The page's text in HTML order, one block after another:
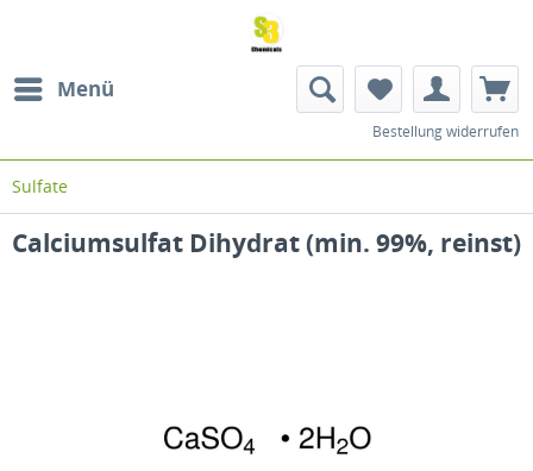
Menü
Bestellung widerrufen
Sulfate
Calciumsulfat Dihydrat (min. 99%, reinst)